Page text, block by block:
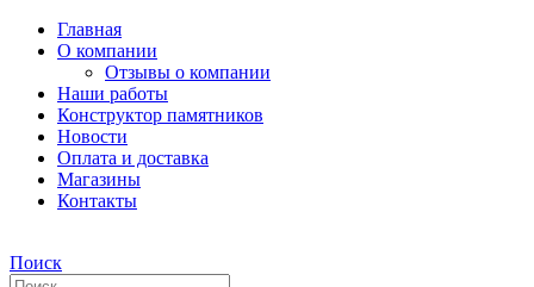
Главная
О компании
Отзывы о компании
Наши работы
Конструктор памятников
Новости
Оплата и доставка
Магазины
Контакты
Поиск